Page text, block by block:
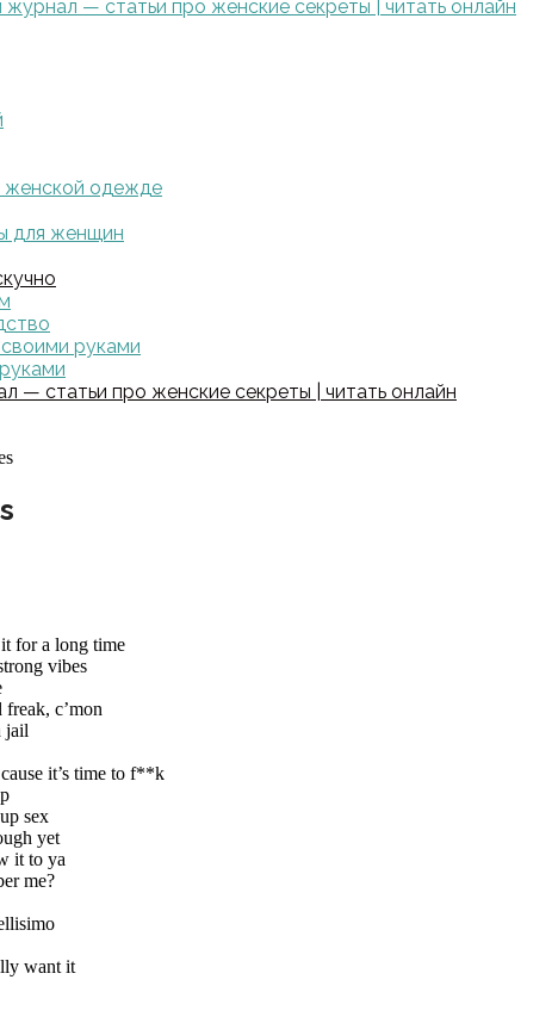
— статьи про женские секреты | читать онлайн
женской одежде
для женщин
руками
— статьи про женские секреты | читать онлайн
for a long time
vibes
c’mon
jail
it’s time to f**k
sex
yet
it to ya
me?
want it